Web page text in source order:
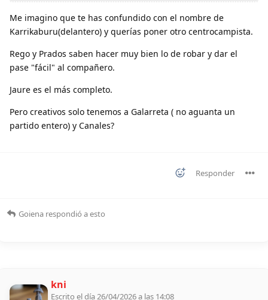
Me imagino que te has confundido con el nombre de
Karrikaburu(delantero) y querías poner otro centrocampista.
Rego y Prados saben hacer muy bien lo de robar y dar el
pase "fácil" al compañero.
Jaure es el más completo.
Pero creativos solo tenemos a Galarreta ( no aguanta un
partido entero) y Canales?
Responder
Goiena respondió a esto
kni
Escrito el día 26/04/2026 a las 14:08